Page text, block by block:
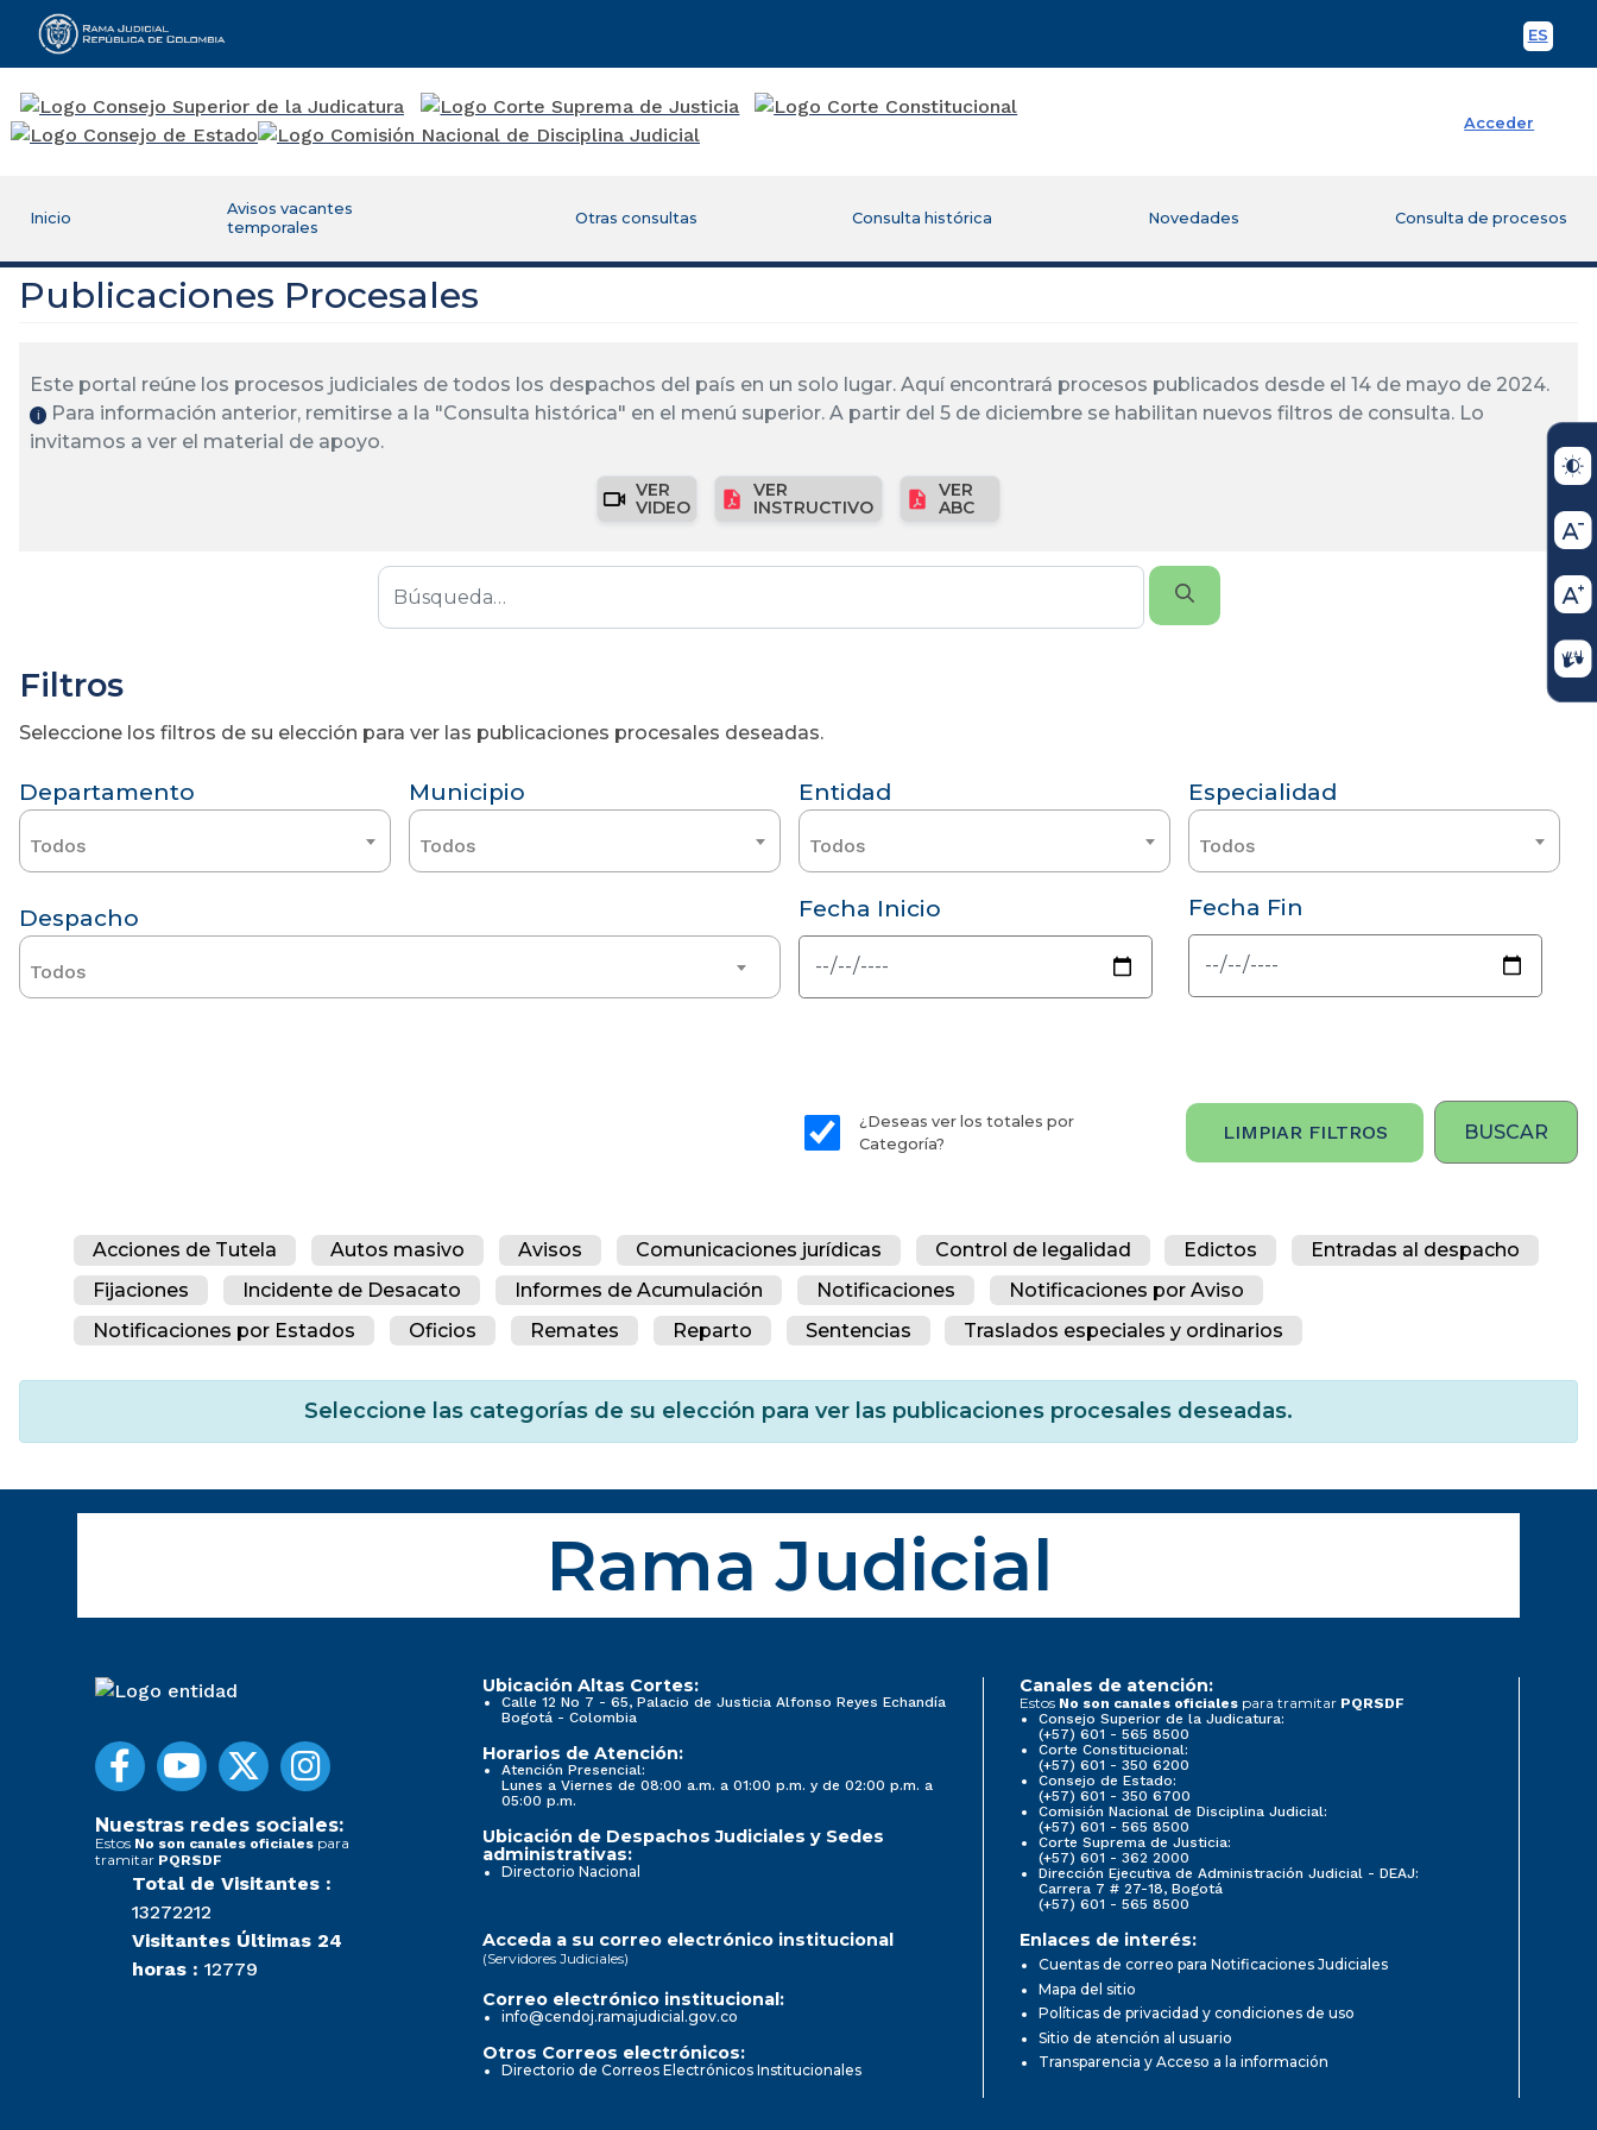
ES
Rama Judicial
Acceder
Inicio
Avisos vacantes
temporales
Otras consultas Consulta histórica Novedades Consulta de procesos
Publicaciones Procesales
Este portal reúne los procesos judiciales de todos los despachos del país en un solo lugar. Aquí encontrará procesos publicados desde el 14 de mayo de 2024.
ℹ️
Para información anterior, remitirse a la "Consulta histórica" en el menú superior. A partir del 5 de diciembre se habilitan nuevos filtros de consulta. Lo
invitamos a ver el material de apoyo.
VER
VIDEO
VER
INSTRUCTIVO
VER
ABC
Filtros
Seleccione los filtros de su elección para ver las publicaciones procesales deseadas.
Departamento
Todos
Municipio
Todos
Entidad
Todos
Especialidad
Todos
Despacho
Todos
Fecha Inicio Fecha Fin
¿Deseas ver los totales por
Categoría?
LIMPIAR FILTROS
Acciones de Tutela Autos masivo Avisos Comunicaciones jurídicas Control de legalidad Edictos
Entradas al despacho
Fijaciones
Incidente de Desacato Informes de Acumulación Notificaciones
Notificaciones por Aviso
Notificaciones por Estados
Oficios Remates Reparto Sentencias Traslados especiales y ordinarios
Seleccione las categorías de su elección para ver las publicaciones procesales deseadas.
Rama Judicial
Nuestras redes sociales:
Estos No son canales oficiales para
tramitar PQRSDF
Total de Visitantes :
13272212
Visitantes Últimas 24
horas : 12779
Ubicación Altas Cortes:
Calle 12 No 7 - 65, Palacio de Justicia Alfonso Reyes Echandía
Bogotá - Colombia
Horarios de Atención:
Atención Presencial:
Lunes a Viernes de 08:00 a.m. a 01:00 p.m. y de 02:00 p.m. a
05:00 p.m.
Ubicación de Despachos Judiciales y Sedes
administrativas:
Directorio Nacional
Canales de atención:
Estos No son canales oficiales para tramitar PQRSDF
Consejo Superior de la Judicatura:
(+57) 601 - 565 8500
Corte Constitucional:
(+57) 601 - 350 6200
Consejo de Estado:
(+57) 601 - 350 6700
Comisión Nacional de Disciplina Judicial:
(+57) 601 - 565 8500
Corte Suprema de Justicia:
(+57) 601 - 362 2000
Dirección Ejecutiva de Administración Judicial - DEAJ:
Carrera 7 # 27-18, Bogotá
(+57) 601 - 565 8500
Acceda a su correo electrónico institucional
(Servidores Judiciales)
Correo electrónico institucional:
info@cendoj.ramajudicial.gov.co
Otros Correos electrónicos:
Directorio de Correos Electrónicos Institucionales
Enlaces de interés:
Cuentas de correo para Notificaciones Judiciales
Mapa del sitio
Políticas de privacidad y condiciones de uso
Sitio de atención al usuario
Transparencia y Acceso a la información